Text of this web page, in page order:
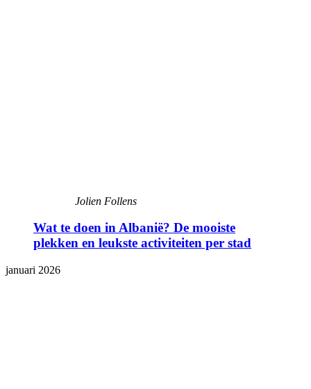
Jolien Follens
Wat te doen in Albanië? De mooiste
plekken en leukste activiteiten per stad
januari 2026